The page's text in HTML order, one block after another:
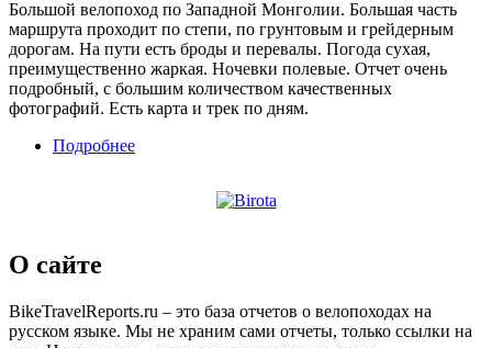
Большой велопоход по Западной Монголии. Большая часть
маршрута проходит по степи, по грунтовым и грейдерным
дорогам. На пути есть броды и перевалы. Погода сухая,
преимущественно жаркая. Ночевки полевые. Отчет очень
подробный, с большим количеством качественных
фотографий. Есть карта и трек по дням.
Подробнее
О сайте
BikeTravelReports.ru – это база отчетов о велопоходах на
русском языке. Мы не храним сами отчеты, только ссылки на